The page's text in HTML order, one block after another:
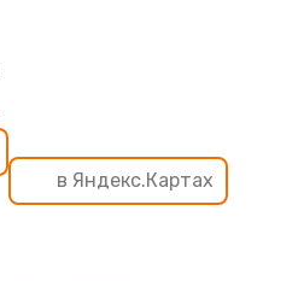
в Яндекс.Картах